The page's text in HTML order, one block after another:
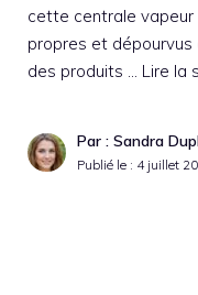
cette centrale
propres et dépourvus
des produits … Lire la
Par : Sandra
Publié le : 4 juillet